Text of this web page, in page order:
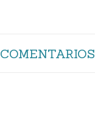
COMENTARIOS